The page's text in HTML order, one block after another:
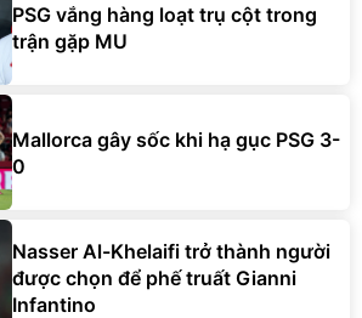
PSG vắng hàng loạt trụ cột trong
trận gặp MU
Mallorca gây sốc khi hạ gục PSG 3-
0
Nasser Al-Khelaifi trở thành người
được chọn để phế truất Gianni
Infantino